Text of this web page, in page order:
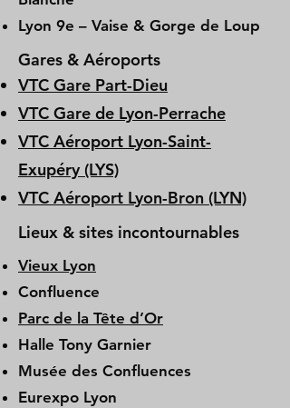
Lyon 9e – Vaise & Gorge de Loup
Gares & Aéroports
VTC Gare Part-Dieu
VTC Gare de Lyon-Perrache
VTC Aéroport Lyon-Saint-
Exupéry (LYS)
VTC Aéroport Lyon-Bron (LYN)
Lieux & sites incontournables
Vieux Lyon
Confluence
Parc de la Tête d’Or
Halle Tony Garnier
Musée des Confluences
Eurexpo Lyon